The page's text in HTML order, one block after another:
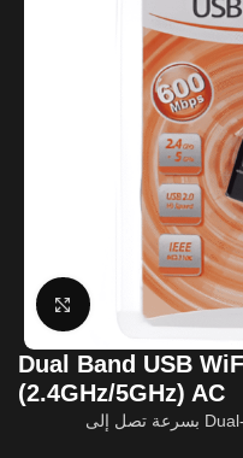
Click to enlarge
Dual Band USB
(2.4GHz/5GHz) AC
محوّل واي فاي USB ثنائي النطاق Dual‑Band بسرعة تصل إلى